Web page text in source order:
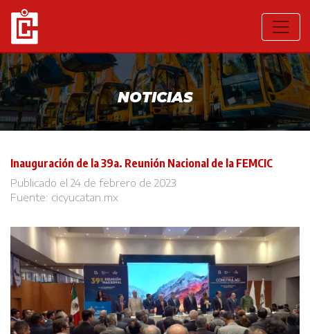
NOTICIAS
Inauguración de la 39a. Reunión Nacional de la FEMCIC
Publicado el 24 de febrero de 2023
Fuente: cicyucatan.mx